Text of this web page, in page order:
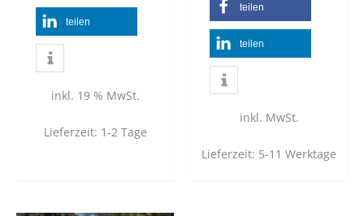
teilen
inkl. 19 % MwSt.
Lieferzeit: 1-2 Tage
teilen
teilen
inkl. MwSt.
Lieferzeit: 5-11 Werktage